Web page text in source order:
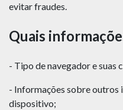
evitar fraudes.
Quais
- Tipo de navegador e suas
- Informações sobre
dispositivo;